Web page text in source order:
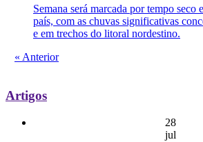
Semana será marcada por tempo seco
país, com as chuvas significativas
e em trechos do litoral nordestino.
« Anterior
Artigos
28
jul